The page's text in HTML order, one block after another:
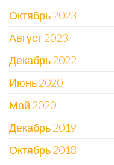
Октябрь 2023
Август 2023
Декабрь 2022
Июнь 2020
Май 2020
Декабрь 2019
Октябрь 2018